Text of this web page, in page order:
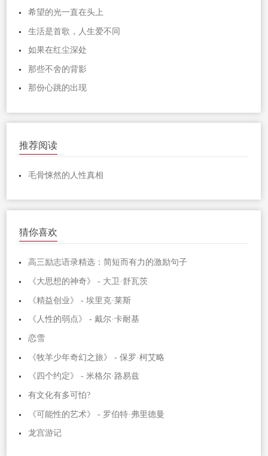
希望的光一直在头上
生活是首歌，人生爱不同
如果在红尘深处
那些不舍的背影
那份心跳的出现
推荐阅读
毛骨悚然的人性真相
猜你喜欢
高三励志语录精选：简短而有力的激励句子
《大思想的神奇》 - 大卫·舒瓦茨
《精益创业》 - 埃里克·莱斯
《人性的弱点》 - 戴尔·卡耐基
恋雪
《牧羊少年奇幻之旅》 - 保罗·柯艾略
《四个约定》 - 米格尔·路易兹
有文化有多可怕?
《可能性的艺术》 - 罗伯特·弗里德曼
龙宫游记